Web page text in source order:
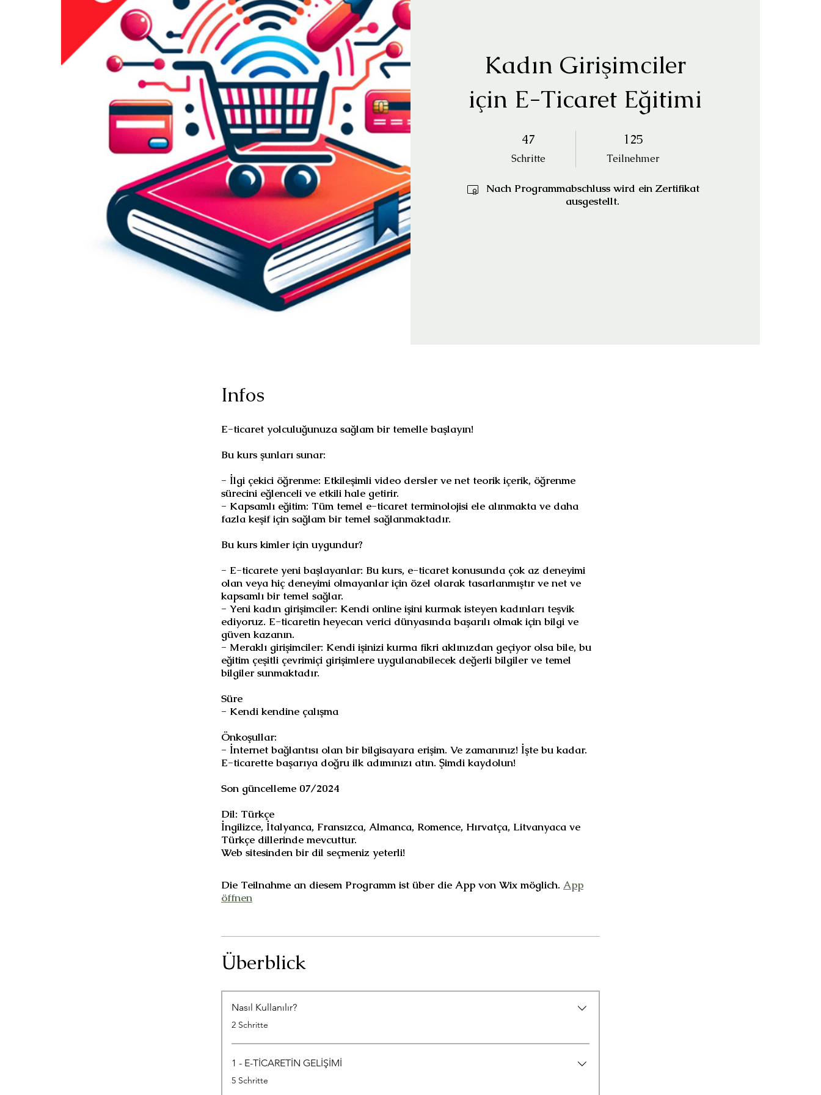
Kadın Girişimciler
için E-Ticaret Eğitimi
47
Schritte
47 Schritte 125
Teilnehmer
125 Teilnehmer
Nach Programmabschluss wird ein Zertifikat
ausgestellt.
Infos
E-ticaret yolculuğunuza sağlam bir temelle başlayın!
Bu kurs şunları sunar:
- İlgi çekici öğrenme: Etkileşimli video dersler ve net teorik içerik, öğrenme
sürecini eğlenceli ve etkili hale getirir.
- Kapsamlı eğitim: Tüm temel e-ticaret terminolojisi ele alınmakta ve daha
fazla keşif için sağlam bir temel sağlanmaktadır.
Bu kurs kimler için uygundur?
- E-ticarete yeni başlayanlar: Bu kurs, e-ticaret konusunda çok az deneyimi
olan veya hiç deneyimi olmayanlar için özel olarak tasarlanmıştır ve net ve
kapsamlı bir temel sağlar.
- Yeni kadın girişimciler: Kendi online işini kurmak isteyen kadınları teşvik
ediyoruz. E-ticaretin heyecan verici dünyasında başarılı olmak için bilgi ve
güven kazanın.
- Meraklı girişimciler: Kendi işinizi kurma fikri aklınızdan geçiyor olsa bile, bu
eğitim çeşitli çevrimiçi girişimlere uygulanabilecek değerli bilgiler ve temel
bilgiler sunmaktadır.
Süre
- Kendi kendine çalışma
Önkoşullar:
- İnternet bağlantısı olan bir bilgisayara erişim. Ve zamanınız! İşte bu kadar.
E-ticarette başarıya doğru ilk adımınızı atın. Şimdi kaydolun!
Son güncelleme 07/2024
Dil: Türkçe
İngilizce, İtalyanca, Fransızca, Almanca, Romence, Hırvatça, Litvanyaca ve
Türkçe dillerinde mevcuttur.
Web sitesinden bir dil seçmeniz yeterli!
Die Teilnahme an diesem Programm ist über die App von Wix möglich. App
öffnen
Überblick
Nasıl Kullanılır?
.
2 Schritte
1 - E-TİCARETİN GELİŞİMİ
.
5 Schritte